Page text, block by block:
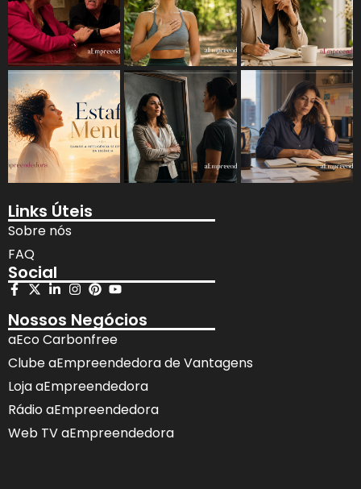
Links Úteis
Sobre nós
FAQ
Social
Nossos Negócios
aEco Carbonfree
Clube aEmpreendedora de Vantagens
Loja aEmpreendedora
Rádio aEmpreendedora
Web TV aEmpreendedora